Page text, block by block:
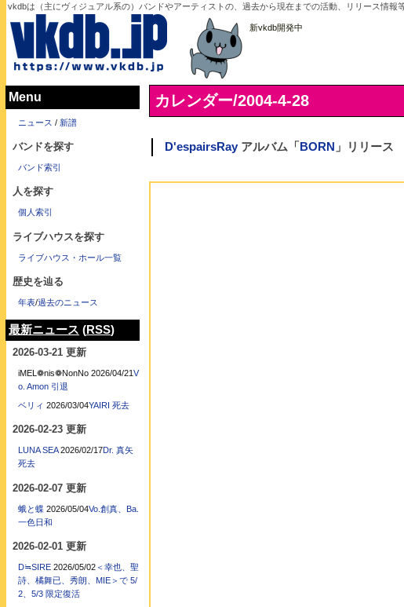
vkdbは（主にヴィジュアル系の）バンドやアーティストの、過去から現在までの活動、リリース情
新vkdb開発中
カレンダー/2004-4-28
D'espairsRayアルバム「 BORN 」リリース
Menu
ニュース / 新譜
バンドを探す
バンド索引
人を探す
個人索引
ライブハウスを探す
ライブハウス・ホール一覧
歴史を辿る
年表/過去のニュース
最新ニュース (RSS)
2026-03-21 更新
iMEL❁nis❁NonNo 2026/04/21 V
o. Amon 引退
ベリィ 2026/03/04YAIRI 死去
2026-02-23 更新
LUNA SEA 2026/02/17Dr. 真矢
死去
2026-02-07 更新
蛾と蝶 2026/05/04Vo.創真、Ba.
一色日和
2026-02-01 更新
D≒SIRE 2026/05/02＜幸也、聖
詩、橘舞已、秀朗、MIE＞で 5/
2、5/3 限定復活